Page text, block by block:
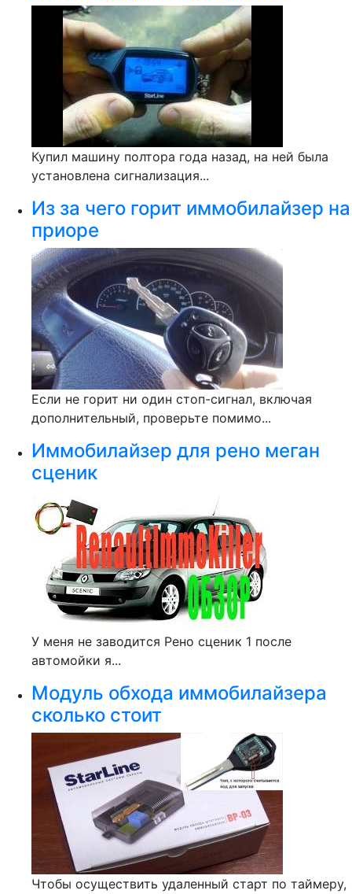
Купил машину полтора года назад, на ней была
установлена сигнализация...
Из за чего горит иммобилайзер на
приоре
Если не горит ни один стоп-сигнал, включая
дополнительный, проверьте помимо...
Иммобилайзер для рено меган
сценик
У меня не заводится Рено сценик 1 после
автомойки я...
Модуль обхода иммобилайзера
сколько стоит
Чтобы осуществить удаленный старт по таймеру,